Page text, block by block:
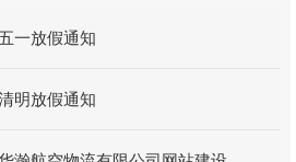
一放假通知
明放假通知